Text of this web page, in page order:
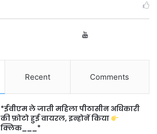
Recent Comments
*ईवीएम ले जाती महिला पीठासीन अधिकारी
की फ़ोटो हुई वायरल, इन्होनें किया
क्लिक___*